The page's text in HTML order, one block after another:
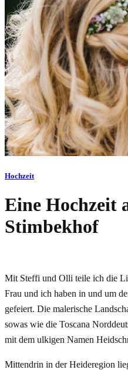
Hochzeit
Eine Hochzeit
Stimbekhof
Mit Steffi und Olli teile ich die
Frau und ich haben in und um
gefeiert. Die malerische
sowas wie die Toscana
mit dem ulkigen Namen
Mittendrin in der Heideregion